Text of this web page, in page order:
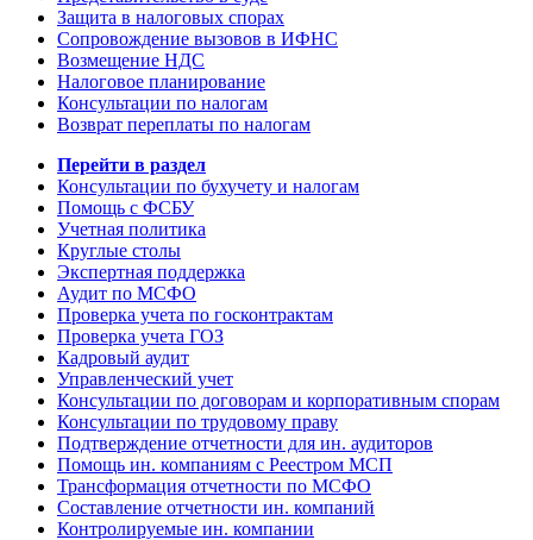
Защита в налоговых спорах
Сопровождение вызовов в ИФНС
Возмещение НДС
Налоговое планирование
Консультации по налогам
Возврат переплаты по налогам
Перейти в раздел
Консультации по бухучету и налогам
Помощь с ФСБУ
Учетная политика
Круглые столы
Экспертная поддержка
Аудит по МСФО
Проверка учета по госконтрактам
Проверка учета ГОЗ
Кадровый аудит
Управленческий учет
Консультации по договорам и корпоративным спорам
Консультации по трудовому праву
Подтверждение отчетности для ин. аудиторов
Помощь ин. компаниям с Реестром МСП
Трансформация отчетности по МСФО
Составление отчетности ин. компаний
Контролируемые ин. компании